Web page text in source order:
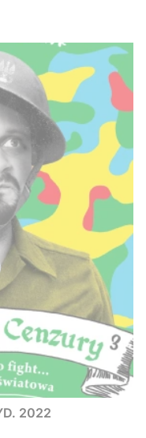
2022